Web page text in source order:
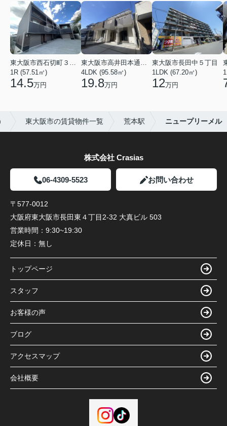
東大阪市西石切町３丁目
1R (57.51㎡)
14.5万円
東大阪市高井田本通２丁目
4LDK (95.58㎡)
19.8万円
東大阪市長田中５丁目
1LDK (67.20㎡)
12万円
東大阪市の賃貸物件一覧 荒本駅 ニュープリーメル
株式会社 Crasias
06-4309-5523 お問い合わせ
〒577-0012
大阪府東大阪市長田東４丁目2-32 大真ビル 503
営業時間： 9:30~19:30
定休日： 無し
トップページ
スタッフ
お客様の声
ブログ
アクセスマップ
会社概要